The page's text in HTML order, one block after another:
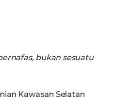
bukan sesuatu
Kawasan Selatan